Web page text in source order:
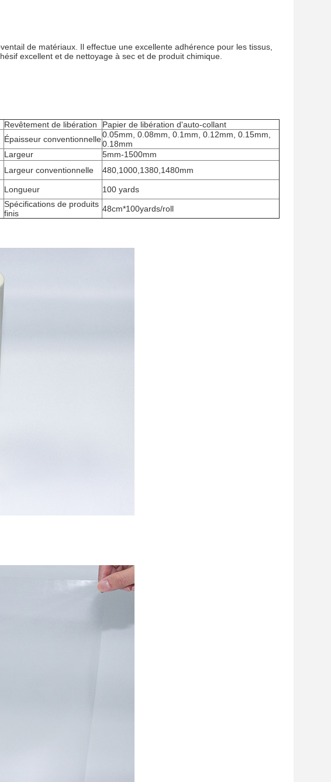
de matériaux. Il effectue une excellente adhérence pour les tissus,
excellent et de nettoyage à sec et de produit chimique.
Revêtement de libération
Papier de libération d'auto-collant
Épaisseur conventionnelle0.05mm, 0.08mm, 0.1mm, 0.12mm, 0.15mm,
0.18mm
Largeur
5mm-1500mm
Largeur conventionnelle
480,1000,1380,1480mm
Longueur 100 yards
Spécifications de produits
finis
48cm*100yards/roll